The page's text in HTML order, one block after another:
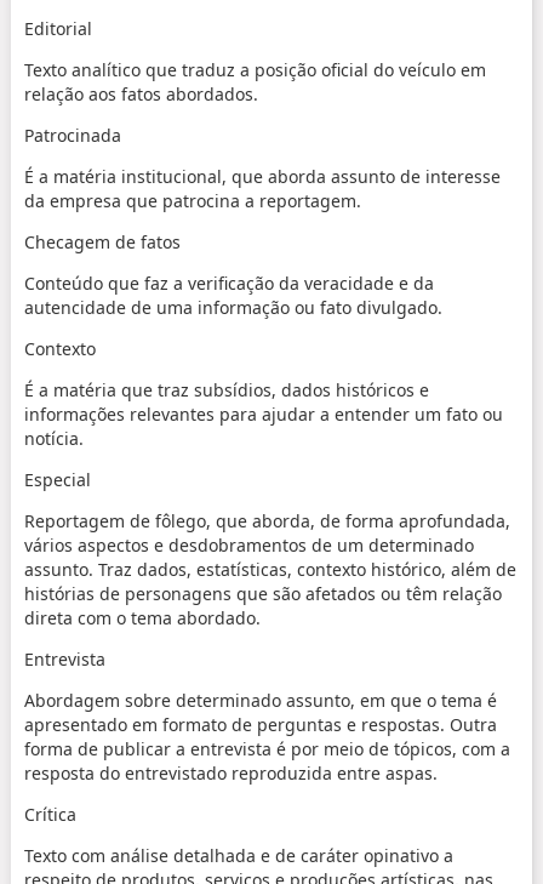
Editorial
Texto analítico que traduz a posição oficial do veículo em
relação aos fatos abordados.
Patrocinada
É a matéria institucional, que aborda assunto de interesse
da empresa que patrocina a reportagem.
Checagem de fatos
Conteúdo que faz a verificação da veracidade e da
autencidade de uma informação ou fato divulgado.
Contexto
É a matéria que traz subsídios, dados históricos e
informações relevantes para ajudar a entender um fato ou
notícia.
Especial
Reportagem de fôlego, que aborda, de forma aprofundada,
vários aspectos e desdobramentos de um determinado
assunto. Traz dados, estatísticas, contexto histórico, além de
histórias de personagens que são afetados ou têm relação
direta com o tema abordado.
Entrevista
Abordagem sobre determinado assunto, em que o tema é
apresentado em formato de perguntas e respostas. Outra
forma de publicar a entrevista é por meio de tópicos, com a
resposta do entrevistado reproduzida entre aspas.
Crítica
Texto com análise detalhada e de caráter opinativo a